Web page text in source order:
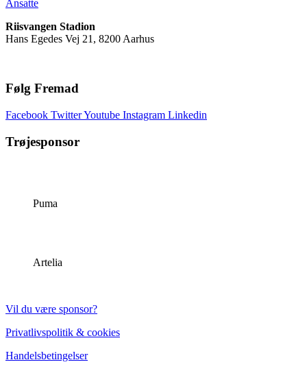
Ansatte
Riisvangen Stadion
Hans Egedes Vej 21, 8200 Aarhus
Følg Fremad
Facebook TwitterYoutube Instagram Linkedin
Trøjesponsor
Puma
Artelia
Vil du være sponsor?
Privatlivspolitik & cookies
Handelsbetingelser